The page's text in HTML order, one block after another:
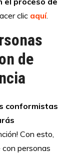
clic aquí.
de
conformistas
Con esto,
personas